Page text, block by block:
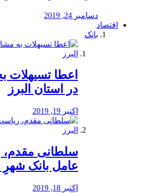
دسامبر 24, 2019
اقتصاد
بانک
️اعطا تسیهلات
در استان البرز
اکتبر 19, 2019
سلطانی
عامل بانک شهرِ
اکتبر 18, 2019